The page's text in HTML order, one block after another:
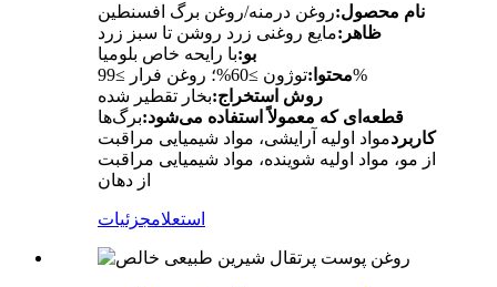
نام محصول:روغن درمنه/روغن برگ افسنطین
ظاهر:مایع روغنی زرد روشن تا سبز زرد
بو:با رایحه خاص بلومیا
محتوا:توژون ≥60%؛ روغن فرار ≥99%
روش استخراج:بخار تقطیر شده
قطعه‌ای که معمولاً استفاده می‌شود:برگ‌ها
کاربردمواد اولیه آرایشی، مواد شیمیایی مراقبت
از مو، مواد اولیه شوینده، مواد شیمیایی مراقبت
از دهان
استعلامجزئیات